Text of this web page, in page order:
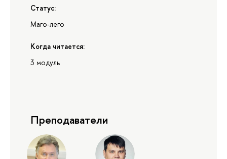
Статус:
Маго-лего
Когда читается:
3 модуль
Преподаватели